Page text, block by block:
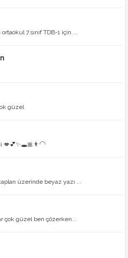
7.sınıf TDB-1 için ...
güzel
💋💕✨🕳🎀👨‍🦲
üzerinde beyaz yazı ...
çok güzel ben çözerken...